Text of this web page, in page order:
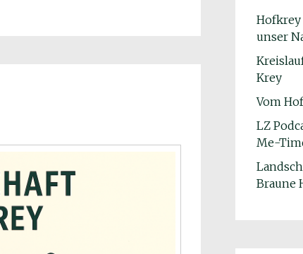
Hofkrey
unser
Krey
Vom
LZ
Me-
Braune